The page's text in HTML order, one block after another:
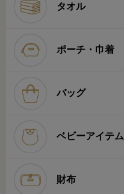
タオル
ポーチ・巾着
バッグ
ベビーアイテム
財布